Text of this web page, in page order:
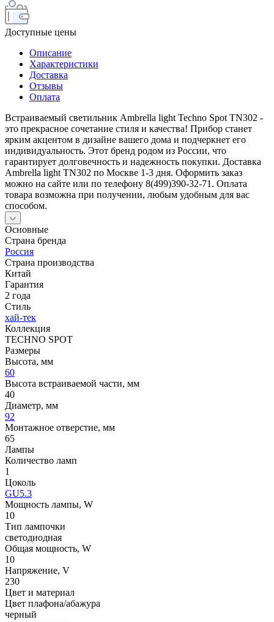
Доступные цены
Описание
Характеристики
Доставка
Отзывы
Оплата
Встраиваемый светильник Ambrella light Techno Spot TN302 -
это прекрасное сочетание стиля и качества! Прибор станет
ярким акцентом в дизайне вашего дома и подчеркнет его
индивидуальность. Этот бренд родом из России, что
гарантирует долговечность и надежность покупки. Доставка
Ambrella light TN302 по Москве 1-3 дня. Оформить заказ
можно на сайте или по телефону 8(499)390-32-71. Оплата
товара возможна при получении, любым удобным для вас
способом.
Основные
Страна бренда
Россия
Страна производства
Китай
Гарантия
2 года
Стиль
хай-тек
Коллекция
TECHNO SPOT
Размеры
Высота, мм
60
Высота встраиваемой части, мм
40
Диаметр, мм
92
Монтажное отверстие, мм
65
Лампы
Количество ламп
1
Цоколь
GU5.3
Мощность лампы, W
10
Тип лампочки
светодиодная
Общая мощность, W
10
Напряжение, V
230
Цвет и материал
Цвет плафона/абажура
черный